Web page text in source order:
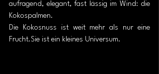
aufragend, elegant, fast lässig im Wind: die
Kokospalmen.
Die Kokosnuss ist weit mehr als nur eine
Frucht.Sie ist ein kleines Universum.